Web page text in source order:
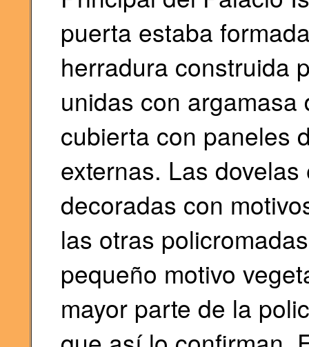
puerta estaba
herradura construida
unidas con
cubierta con paneles
externas. Las
decoradas con
las otras
pequeño motivo
mayor parte de la